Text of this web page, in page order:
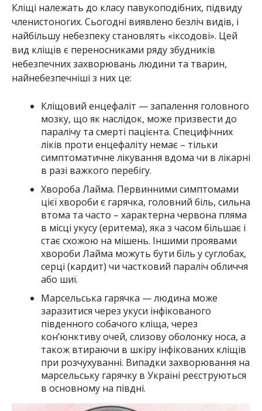
Кліщі належать до класу павукоподібних, підвиду
членистоногих. Сьогодні виявлено безліч видів, і
найбільшу небезпеку становлять «іксодові». Цей
вид кліщів є переносниками ряду збудників
небезпечних захворювань людини та тварин,
найнебезпечніші з них це:
Кліщовий енцефаліт — запалення головного
мозку, що як наслідок, може призвести до
паралічу та смерті пацієнта. Специфічних
ліків проти енцефаліту немає – тільки
симптоматичне лікування вдома чи в лікарні
в разі важкого перебігу.
Хвороба Лайма. Первинними симптомами
цієї хвороби є гарячка, головний біль, сильна
втома та часто – характерна червона пляма
в місці укусу (еритема), яка з часом більшає і
стає схожою на мішень. Іншими проявами
хвороби Лайма можуть бути біль у суглобах,
серці (кардит) чи частковий параліч обличчя
або шиї.
Марсельська гарячка — людина може
заразитися через укуси інфікованого
південного собачого кліща, через
кон’юнктиву очей, слизову оболонку носа, а
також втираючи в шкіру інфікованих кліщів
при розчухуванні. Випадки захворювання на
марсельську гарячку в Україні реєструються
в основному на півдні.